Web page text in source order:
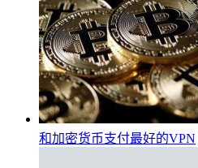
和加密货币支付最好的VPN